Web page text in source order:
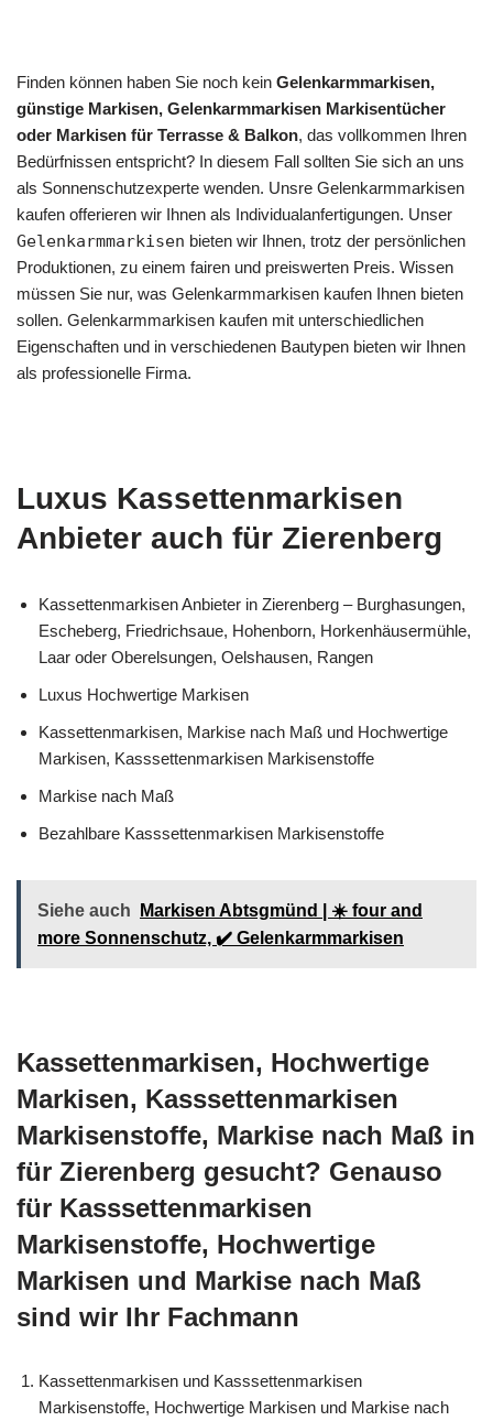
Finden können haben Sie noch kein Gelenkarmmarkisen,
günstige Markisen, Gelenkarmmarkisen Markisentücher
oder Markisen für Terrasse & Balkon, das vollkommen Ihren
Bedürfnissen entspricht? In diesem Fall sollten Sie sich an uns
als Sonnenschutzexperte wenden. Unsre Gelenkarmmarkisen
kaufen offerieren wir Ihnen als Individualanfertigungen. Unser
Gelenkarmmarkisen bieten wir Ihnen, trotz der persönlichen
Produktionen, zu einem fairen und preiswerten Preis. Wissen
müssen Sie nur, was Gelenkarmmarkisen kaufen Ihnen bieten
sollen. Gelenkarmmarkisen kaufen mit unterschiedlichen
Eigenschaften und in verschiedenen Bautypen bieten wir Ihnen
als professionelle Firma.
Luxus Kassettenmarkisen
Anbieter auch für Zierenberg
Kassettenmarkisen Anbieter in Zierenberg – Burghasungen,
Escheberg, Friedrichsaue, Hohenborn, Horkenhäusermühle,
Laar oder Oberelsungen, Oelshausen, Rangen
Luxus Hochwertige Markisen
Kassettenmarkisen, Markise nach Maß und Hochwertige
Markisen, Kasssettenmarkisen Markisenstoffe
Markise nach Maß
Bezahlbare Kasssettenmarkisen Markisenstoffe
Siehe auch
Markisen Abtsgmünd | ☀️ four and
more Sonnenschutz, ✔️ Gelenkarmmarkisen
Kassettenmarkisen, Hochwertige
Markisen, Kasssettenmarkisen
Markisenstoffe, Markise nach Maß in
für Zierenberg gesucht? Genauso
für Kasssettenmarkisen
Markisenstoffe, Hochwertige
Markisen und Markise nach Maß
sind wir Ihr Fachmann
Kassettenmarkisen und Kasssettenmarkisen
Markisenstoffe, Hochwertige Markisen und Markise nach